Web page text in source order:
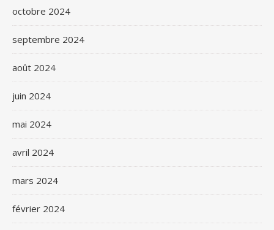
octobre 2024
septembre 2024
août 2024
juin 2024
mai 2024
avril 2024
mars 2024
février 2024